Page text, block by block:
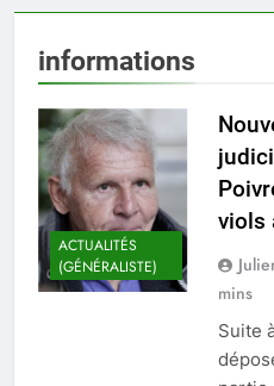
informations
ACTUALITÉS
(GÉNÉRALISTE)
viols
mins
Suite